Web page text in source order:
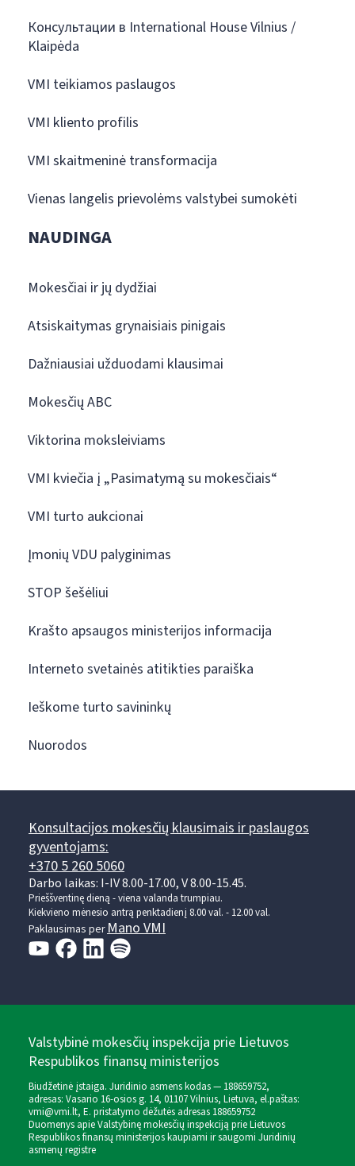
Консультации в International House Vilnius /
Klaipėda
VMI teikiamos paslaugos
VMI kliento profilis
VMI skaitmeninė transformacija
Vienas langelis prievolėms valstybei sumokėti
NAUDINGA
Mokesčiai ir jų dydžiai
Atsiskaitymas grynaisiais pinigais
Dažniausiai užduodami klausimai
Mokesčių ABC
Viktorina moksleiviams
VMI kviečia į „Pasimatymą su mokesčiais“
VMI turto aukcionai
Įmonių VDU palyginimas
STOP šešėliui
Krašto apsaugos ministerijos informacija
Interneto svetainės atitikties paraiška
Ieškome turto savininkų
Nuorodos
Konsultacijos mokesčių klausimais ir paslaugos
gyventojams:
+370 5 260 5060
Darbo laikas: I-IV 8.00-17.00, V 8.00-15.45.
Prieššventinę dieną - viena valanda trumpiau.
Kiekvieno mėnesio antrą penktadienį 8.00 val. - 12.00 val.
Paklausimas perMano VMI
Valstybinė mokesčių inspekcija prie Lietuvos
Respublikos finansų ministerijos
Biudžetinė įstaiga. Juridinio asmens kodas — 188659752,
adresas: Vasario 16-osios g. 14, 01107 Vilnius, Lietuva, el.paštas:
vmi@vmi.lt, E. pristatymo dėžutės adresas 188659752
Duomenys apie Valstybinę mokesčių inspekciją prie Lietuvos
Respublikos finansų ministerijos kaupiami ir saugomi Juridinių
asmenų registre